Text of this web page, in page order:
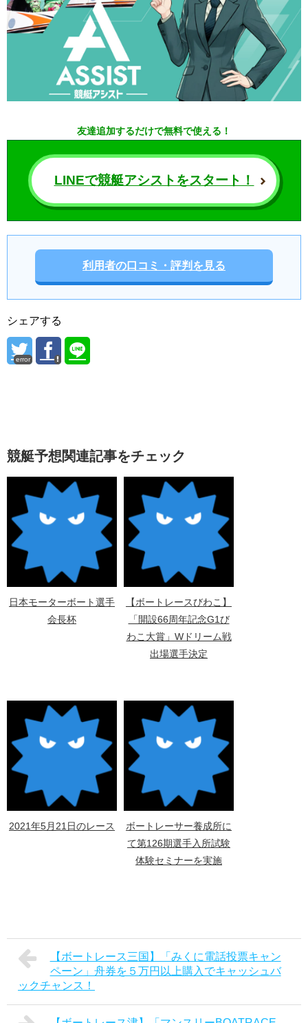
友達追加するだけで無料で使える！
LINEで競艇アシストをスタート！
利用者の口コミ・評判を見る
シェアする
error
競艇予想関連記事をチェック
日本モーターボート選手
会長杯
【ボートレースびわこ】
「開設66周年記念G1び
わこ大賞」Wドリーム戦
出場選手決定
2021年5月21日のレース
ボートレーサー養成所に
て第126期選手入所試験
体験セミナーを実施
【ボートレース三国】「みくに電話投票キャン
ペーン」舟券を５万円以上購入でキャッシュバ
ックチャンス！